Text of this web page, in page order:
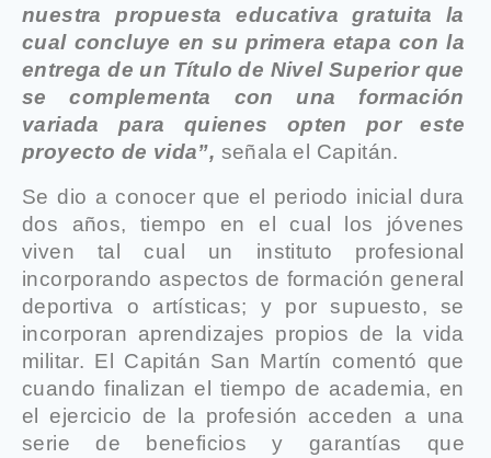
nuestra propuesta educativa gratuita la
cual concluye en su primera etapa con la
entrega de un Título de Nivel Superior que
se complementa con una formación
variada para quienes opten por este
proyecto de vida”, señala el Capitán.
Se dio a conocer que el periodo inicial dura
dos años, tiempo en el cual los jóvenes
viven tal cual un instituto profesional
incorporando aspectos de formación general
deportiva o artísticas; y por supuesto, se
incorporan aprendizajes propios de la vida
militar. El Capitán San Martín comentó que
cuando finalizan el tiempo de academia, en
el ejercicio de la profesión acceden a una
serie de beneficios y garantías que